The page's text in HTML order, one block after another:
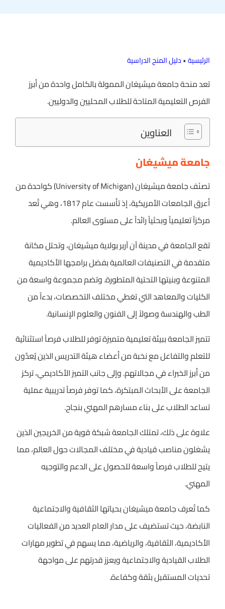
الرئيسية•دليل المنح الدراسية
تعد منحة جامعة ميشيغان الممولة بالكامل واحدة من أبرز
الفرص التعليمية المتاحة للطلاب المحليين والدوليين.
العناوين
جامعة ميشيغان
تصنَف جامعة ميشيغان (University of Michigan) كواحدة من
أعرق الجامعات الأمريكية، إذ تأسست عام 1817، وهي تُعد
مركزاً تعليمياً وبحثياً رائداً على مستوى العالم.
تقع الجامعة في مدينة آن آربر بولاية ميشيغان، وتحتل مكانة
متقدمة في التصنيفات العالمية بفضل برامجها الأكاديمية
المتنوعة وبنيتها التحتية المتطورة. وتضم مجموعة واسعة من
الكليات والمعاهد التي تغطي مختلف التخصصات، بدءاً من
الطب والهندسة وصولاً إلى الفنون والعلوم الإنسانية.
تتميز الجامعة ببيئة تعليمية متميزة توفر للطلاب فرصاً استثنائية
للتعلم والتفاعل مع نخبة من أعضاء هيئة التدريس الذين يُعدّون
من أبرز الخبراء في مجالاتهم. وإلى جانب التميز الأكاديمي، تركز
الجامعة على الأبحاث المبتكرة، كما توفر فرصاً تدريبية عملية
تساعد الطلاب على بناء مسارهم المهني بنجاح.
علاوة على ذلك، تمتلك الجامعة شبكة قوية من الخريجين الذين
يشغلون مناصب قيادية في مختلف المجالات حول العالم، مما
يتيح للطلاب فرصاً واسعة للحصول على الدعم والتوجيه
المهني.
كما تُعرف جامعة ميشيغان بحياتها الثقافية والاجتماعية
النابضة، حيث تستضيف على مدار العام العديد من الفعاليات
الأكاديمية، الثقافية، والرياضية، مما يسهم في تطوير مهارات
الطلاب القيادية والاجتماعية ويعزز قدرتهم على مواجهة
تحديات المستقبل بثقة وكفاءة.